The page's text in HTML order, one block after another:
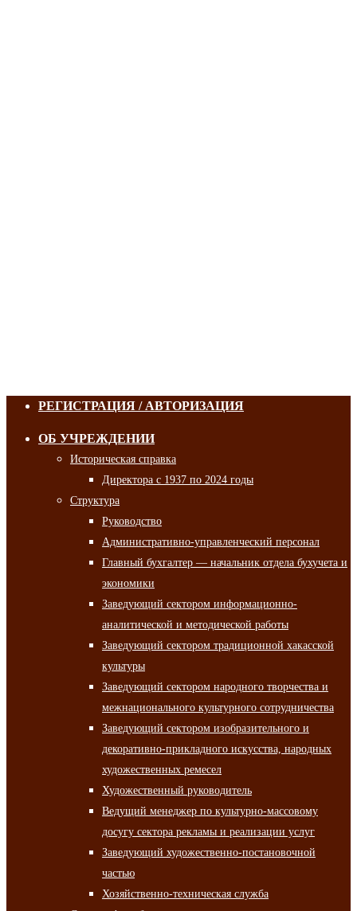
РЕГИСТРАЦИЯ / АВТОРИЗАЦИЯ
ОБ УЧРЕЖДЕНИИ
Историческая справка
Директора с 1937 по 2024 годы
Структура
Руководство
Административно-управленческий персонал
Главный бухгалтер — начальник отдела бухучета и
экономики
Заведующий сектором информационно-
аналитической и методической работы
Заведующий сектором традиционной хакасской
культуры
Заведующий сектором народного творчества и
межнационального культурного сотрудничества
Заведующий сектором изобразительного и
декоративно-прикладного искусства, народных
художественных ремесел
Художественный руководитель
Ведущий менеджер по культурно-массовому
досугу сектора рекламы и реализации услуг
Заведующий художественно-постановочной
частью
Хозяйственно-техническая служба